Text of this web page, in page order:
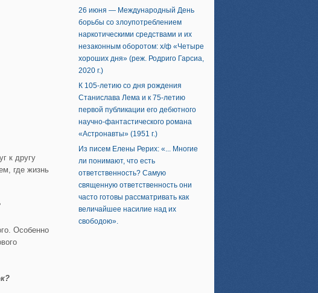
к другу
где жизнь
Особенно
26 июня — Международный День
борьбы со злоупотреблением
наркотическими средствами и их
незаконным оборотом: х/ф «Четыре
хороших дня» (реж. Родриго Гарсиа,
2020 г.)
К 105-летию со дня рождения
Станислава Лема и к 75-летию
первой публикации его дебютного
научно-фантастического романа
«Астронавты» (1951 г.)
Из писем Елены Рерих: «... Многие
ли понимают, что есть
ответственность? Самую
священную ответственность они
часто готовы рассматривать как
величайшее насилие над их
свободою».